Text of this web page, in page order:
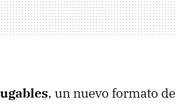
, un nuevo formato de